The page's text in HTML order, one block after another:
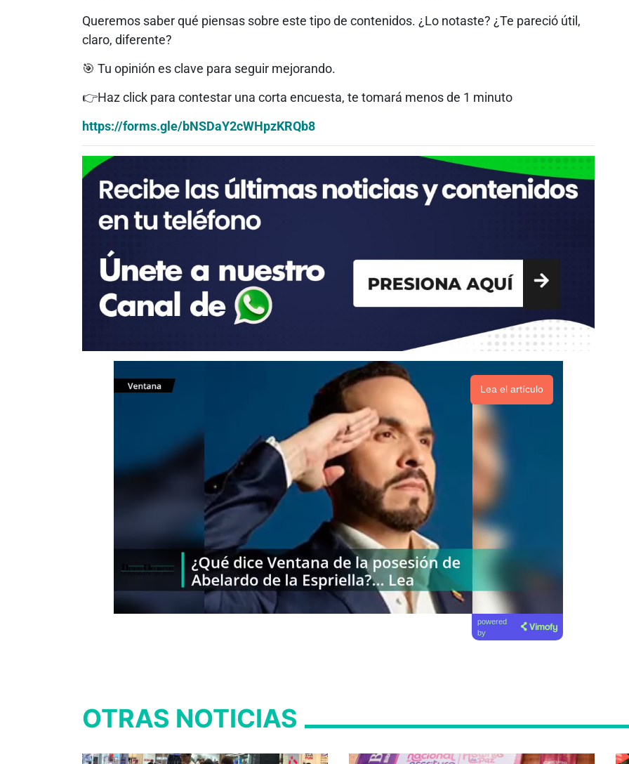
Queremos saber qué piensas sobre este tipo de contenidos. ¿Lo notaste? ¿Te pareció útil,
claro, diferente?
🎯 Tu opinión es clave para seguir mejorando.
👉Haz click para contestar una corta encuesta, te tomará menos de 1 minuto
https://forms.gle/bNSDaY2cWHpzKRQb8
Lea el artículo
powered
by
OTRAS NOTICIAS